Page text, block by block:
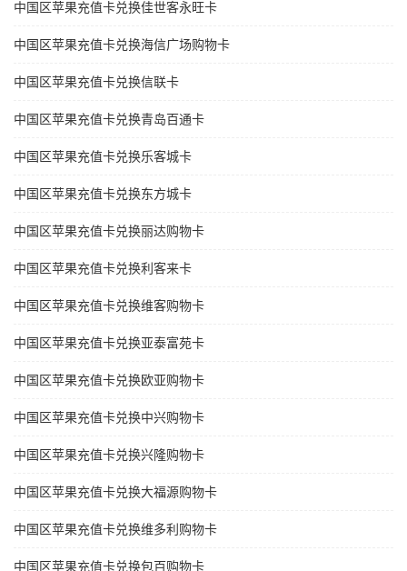
中国区苹果充值卡兑换佳世客永旺卡
中国区苹果充值卡兑换海信广场购物卡
中国区苹果充值卡兑换信联卡
中国区苹果充值卡兑换青岛百通卡
中国区苹果充值卡兑换乐客城卡
中国区苹果充值卡兑换东方城卡
中国区苹果充值卡兑换丽达购物卡
中国区苹果充值卡兑换利客来卡
中国区苹果充值卡兑换维客购物卡
中国区苹果充值卡兑换亚泰富苑卡
中国区苹果充值卡兑换欧亚购物卡
中国区苹果充值卡兑换中兴购物卡
中国区苹果充值卡兑换兴隆购物卡
中国区苹果充值卡兑换大福源购物卡
中国区苹果充值卡兑换维多利购物卡
中国区苹果充值卡兑换包百购物卡